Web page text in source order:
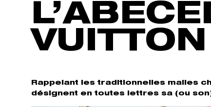
VUITTON
Rappelant les traditionnelles malles
désignent en toutes lettres sa (ou